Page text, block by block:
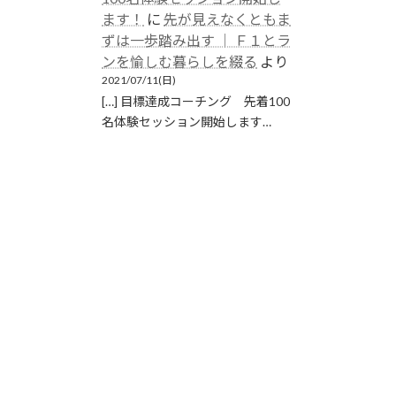
ます！
に先が見えなくともま
ずは一歩踏み出す │ Ｆ１とラ
ンを愉しむ暮らしを綴る より
2021/07/11(日)
[…] 目標達成コーチング 先着100
名体験セッション開始します…